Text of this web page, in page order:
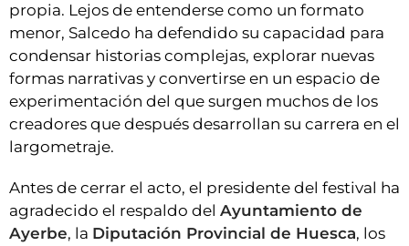
propia. Lejos de entenderse como un formato
menor, Salcedo ha defendido su capacidad para
condensar historias complejas, explorar nuevas
formas narrativas y convertirse en un espacio de
experimentación del que surgen muchos de los
creadores que después desarrollan su carrera en el
largometraje.
Antes de cerrar el acto, el presidente del festival ha
agradecido el respaldo del Ayuntamiento de
Ayerbe, la Diputación Provincial de Huesca, los